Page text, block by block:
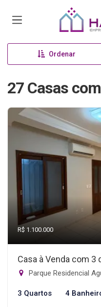
Página
Ordenar
27 Casas
R$ 1.100.000
Casa à Venda com 3
Parque Residencial
3 Quartos 4